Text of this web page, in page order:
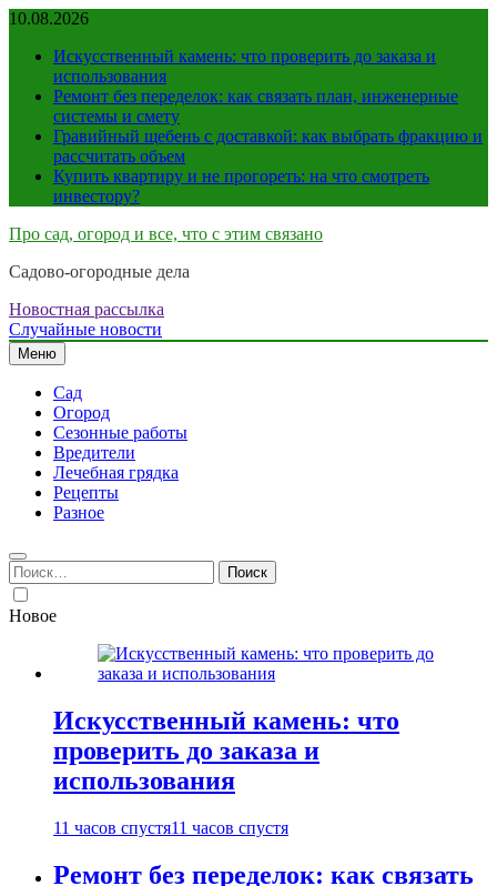
Перейти
содержимому
10.08.2026
Искусственный камень: что проверить до заказа и
использования
Ремонт без переделок: как связать план, инженерные
системы и смету
Гравийный щебень с доставкой: как выбрать фракцию и
рассчитать объем
Купить квартиру и не прогореть: на что смотреть
инвестору?
Про сад, огород и все, что с этим связано
Садово-огородные дела
Новостная рассылка
Случайные новости
Меню
Сад
Огород
Сезонные работы
Вредители
Лечебная грядка
Рецепты
Разное
Найти:
Новое
Искусственный камень: что
проверить до заказа и
использования
11 часов спустя11 часов спустя
Ремонт без переделок: как связать